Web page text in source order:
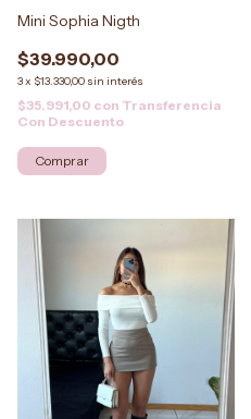
Mini Sophia Nigth
$39.990,00
3x $13.330,00 sin interés
$35.991,00 con Transferencia
Con Descuento
Comprar